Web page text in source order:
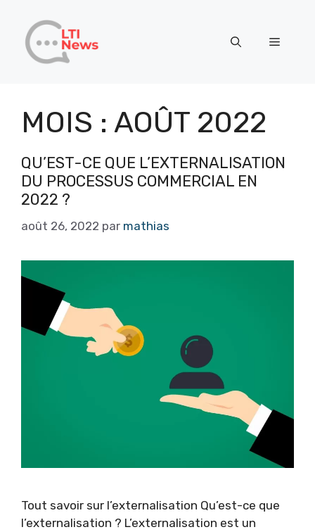
contenu
Menu
MOIS : AOÛT 2022
QU’EST-CE QUE L’EXTERNALISATION
DU PROCESSUS COMMERCIAL EN
2022 ?
août 26, 2022 par mathias
Tout savoir sur l’externalisation Qu’est-ce que
l’externalisation ? L’externalisation est un